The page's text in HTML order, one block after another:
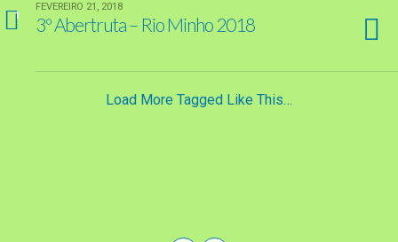
1
FEVEREIRO 21, 2018
3º Abertruta – Rio Minho 2018
Load More Tagged Like This…